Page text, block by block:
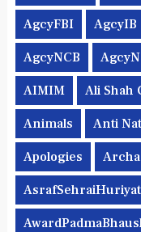
AgcyFBI AgcyIB
AgcyNCB
AIMIM Ali Shah
Animals Anti
Apologies
AsrafSehraiHuriyat